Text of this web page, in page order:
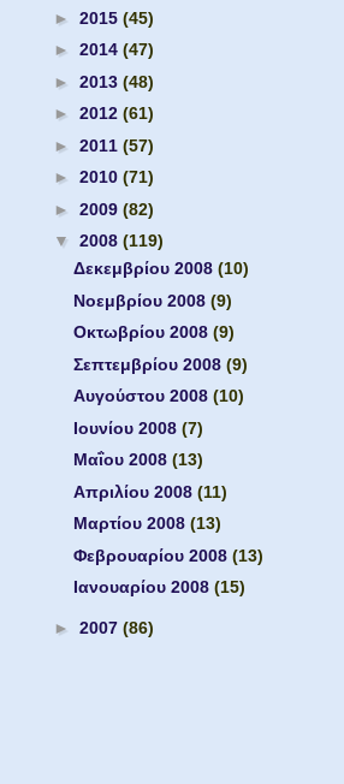
► 2015 (45)
► 2014 (47)
► 2013 (48)
► 2012 (61)
► 2011 (57)
► 2010 (71)
► 2009 (82)
▼ 2008 (119)
Δεκεμβρίου 2008 (10)
Νοεμβρίου 2008 (9)
Οκτωβρίου 2008 (9)
Σεπτεμβρίου 2008 (9)
Αυγούστου 2008 (10)
Ιουνίου 2008 (7)
Μαΐου 2008 (13)
Απριλίου 2008 (11)
Μαρτίου 2008 (13)
Φεβρουαρίου 2008 (13)
Ιανουαρίου 2008 (15)
► 2007 (86)